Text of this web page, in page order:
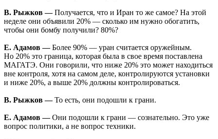
В. Рыжков —Получается, что и Иран то же самое? На этой
неделе они объявили 20% — сколько им нужно обогатить,
чтобы они бомбу получили? 80%?
Е. Адамов —Более 90% — уран считается оружейным.
Но 20% это граница, которая была в свое время поставлена
МАГАТЭ. Они говорили, что ниже 20% это может находиться
вне контроля, хотя на самом деле, контролируются установки
и ниже 20%, а выше 20% должны контролироваться.
В. Рыжков —То есть, они подошли к грани.
Е. Адамов —Они подошли к грани — сознательно. Это уже
вопрос политики, а не вопрос техники.